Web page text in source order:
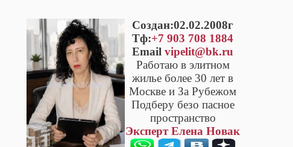
Cоздан:02.02.2008г
Тф:+7 903 708 1884
Emailvipelit@bk.ru
Работаю в элитном
жилье более 30 лет в
Москве и За Рубежом
Подберу безо пасное
пространство
Эксперт Елена Новак